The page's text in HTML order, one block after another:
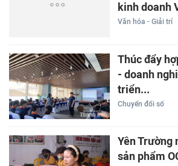
kinh doanh
Văn hóa - Giải trí
Thúc đẩy
- doanh
triển...
Chuyển đổi số
Yên Trường
sản phẩm